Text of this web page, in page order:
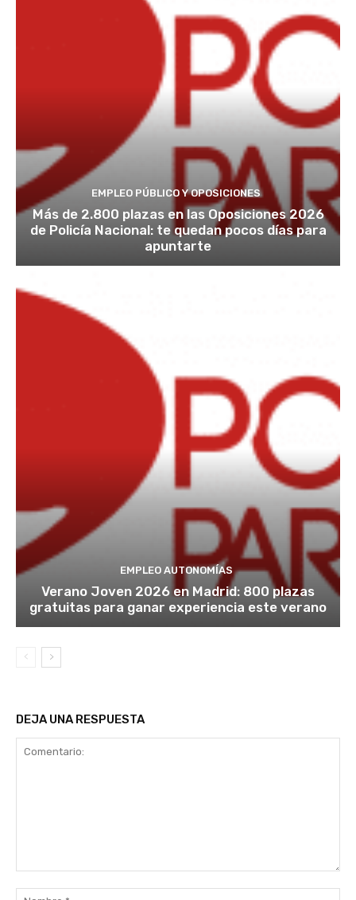
EMPLEO PÚBLICO Y OPOSICIONES
Más de 2.800 plazas en las Oposiciones 2026
de Policía Nacional: te quedan pocos días para
apuntarte
EMPLEO AUTONOMÍAS
Verano Joven 2026 en Madrid: 800 plazas
gratuitas para ganar experiencia este verano
DEJA UNA RESPUESTA